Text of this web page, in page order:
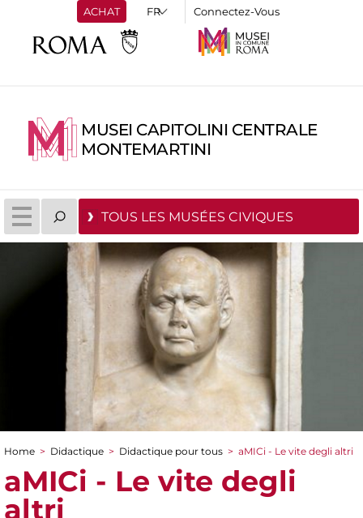
ACHAT Connectez-Vous
MUSEI CAPITOLINI CENTRALE
MONTEMARTINI
TOUS LES MUSÉES CIVIQUES
You are here
Home > Didactique > Didactique pour tous > aMICi - Le vite degli altri
aMICi - Le vite degli
altri